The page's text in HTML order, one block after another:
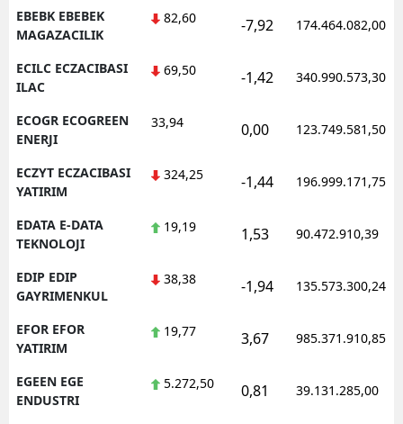
EBEBK EBEBEK
MAGAZACILIK
82,60 -7,92 174.464.082,00
ECILC ECZACIBASI
ILAC
69,50 -1,42 340.990.573,30
ECOGR ECOGREEN
ENERJI
33,94 0,00 123.749.581,50
ECZYT ECZACIBASI
YATIRIM
324,25 -1,44 196.999.171,75
EDATA E-DATA
TEKNOLOJI
19,19 1,53 90.472.910,39
EDIP EDIP
GAYRIMENKUL
38,38 -1,94 135.573.300,24
EFOR EFOR
YATIRIM
19,77 3,67 985.371.910,85
EGEEN EGE
ENDUSTRI
5.272,50 0,81 39.131.285,00